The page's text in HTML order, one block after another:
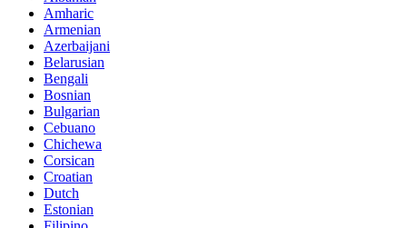
Amharic
Armenian
Azerbaijani
Belarusian
Bengali
Bosnian
Bulgarian
Cebuano
Chichewa
Corsican
Croatian
Dutch
Estonian